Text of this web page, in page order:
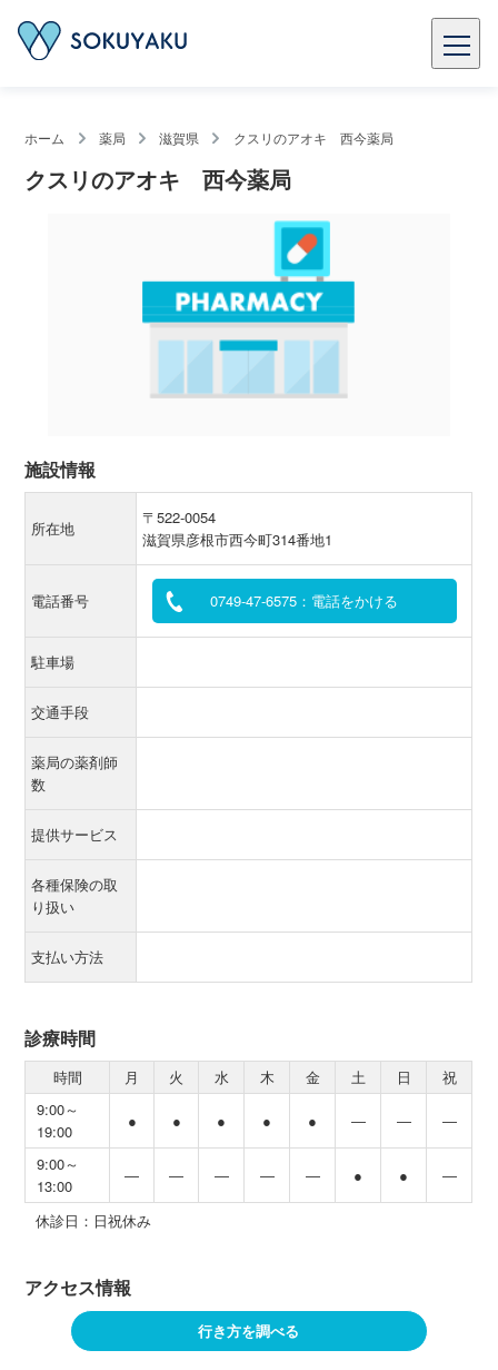
ホーム 薬局 滋賀県 クスリのアオキ 西今薬局
クスリのアオキ 西今薬局
施設情報
所在地
〒522-0054
滋賀県彦根市西今町314番地1
電話番号 0749-47-6575：電話をかける
駐車場
交通手段
薬局の薬剤師
数
提供サービス
各種保険の取
り扱い
支払い方法
診療時間
時間 月 火 水 木 金 土 日
祝
9:00～
19:00
● ● ● ● ● ― ― ―
9:00～
13:00
― ― ― ― ― ● ● ―
休診日：日祝休み
アクセス情報
行き方を調べる